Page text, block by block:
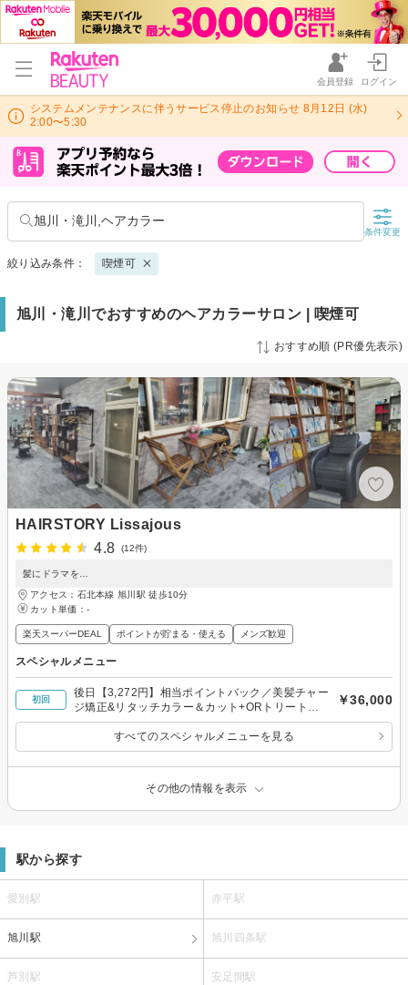
会員登録 ログイン
システムメンテナンスに伴うサービス停止のお知らせ 8月12日 (水)
2:00〜5:30
旭川・滝川,ヘアカラー
条件変更
絞り込み条件： 喫煙可
旭川・滝川でおすすめのヘアカラーサロン | 喫煙可
おすすめ順 (PR優先表示)
HAIRSTORY Lissajous
4.8
(12件)
髪にドラマを…
アクセス：石北本線 旭川駅 徒歩10分
カット単価： -
楽天スーパーDEAL ポイントが貯まる・使える メンズ歓迎
スペシャルメニュー
初回
後日【3,272円】相当ポイントバック／美髪チャー
ジ矯正&リタッチカラー＆カット+ORトリートメ
ント
￥36,000
すべてのスペシャルメニューを見る
その他の情報を表示
駅から探す
愛別駅 赤平駅
旭川駅 旭川四条駅
芦別駅 安足間駅